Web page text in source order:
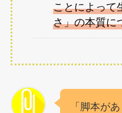
ことによって
さ」の本質に
「脚本が